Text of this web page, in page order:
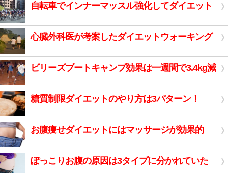
自転車でインナーマッスル強化してダイエット
心臓外科医が考案したダイエットウォーキング
ビリーズブートキャンプ効果は一週間で3.4kg減
糖質制限ダイエットのやり方は3パターン！
お腹痩せダイエットにはマッサージが効果的
ぽっこりお腹の原因は3タイプに分かれていた